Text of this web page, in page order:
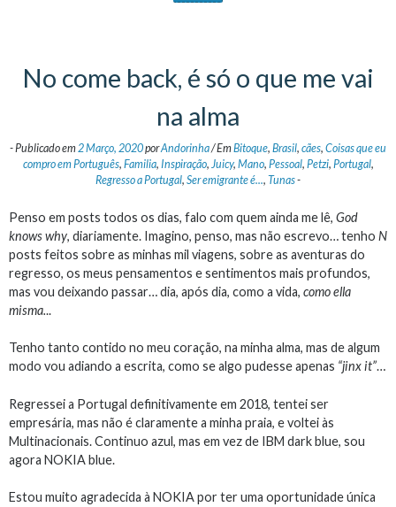
No come back, é só o que me vai
na alma
-Publicado em2 Março, 2020porAndorinha/EmBitoque, Brasil, cães, Coisas que eu
compro em Português, Familia, Inspiração, Juicy, Mano, Pessoal, Petzi, Portugal,
Regresso a Portugal, Ser emigrante é..., Tunas-
Penso em posts todos os dias, falo com quem ainda me lê, God
knows why, diariamente. Imagino, penso, mas não escrevo… tenho N
posts feitos sobre as minhas mil viagens, sobre as aventuras do
regresso, os meus pensamentos e sentimentos mais profundos,
mas vou deixando passar… dia, após dia, como a vida, como ella
misma...
Tenho tanto contido no meu coração, na minha alma, mas de algum
modo vou adiando a escrita, como se algo pudesse apenas “jinx it”…
Regressei a Portugal definitivamente em 2018, tentei ser
empresária, mas não é claramente a minha praia, e voltei às
Multinacionais. Continuo azul, mas em vez de IBM dark blue, sou
agora NOKIA blue.
Estou muito agradecida à NOKIA por ter uma oportunidade única